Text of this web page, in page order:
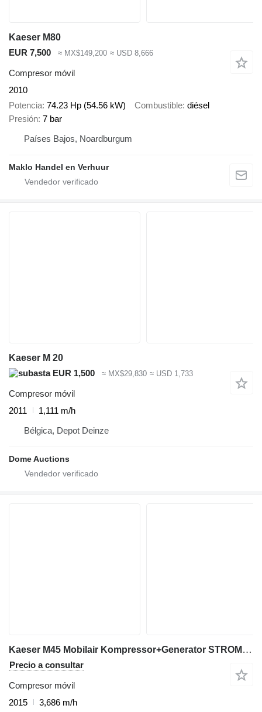
Kaeser M80
EUR 7,500
≈ MX$149,200 ≈ USD 8,666
Compresor móvil
2010
Potencia 74.23 Hp (54.56 kW) Combustible diésel
Presión 7 bar
Países Bajos, Noardburgum
Maklo Handel en Verhuur
Kaeser M 20
EUR 1,500
≈ MX$29,830 ≈ USD 1,733
Compresor móvil
2011
1,111 m/h
Bélgica, Depot Deinze
Dome Auctions
Kaeser M45 Mobilair Kompressor+Generator STROM+LUFT
Precio a consultar
Compresor móvil
2015
3,686 m/h